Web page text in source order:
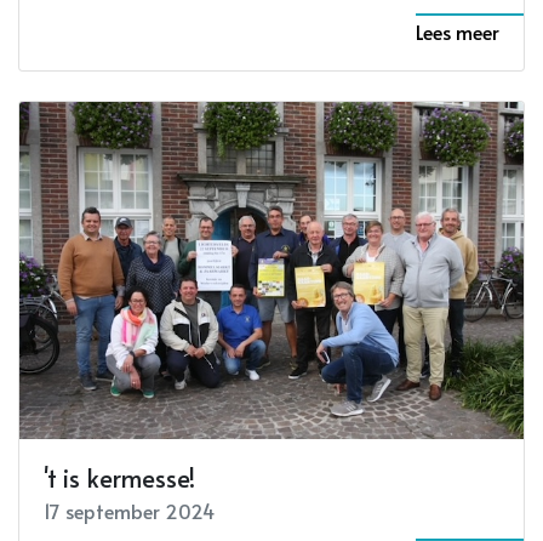
Lees meer
't is kermesse!
17 september 2024